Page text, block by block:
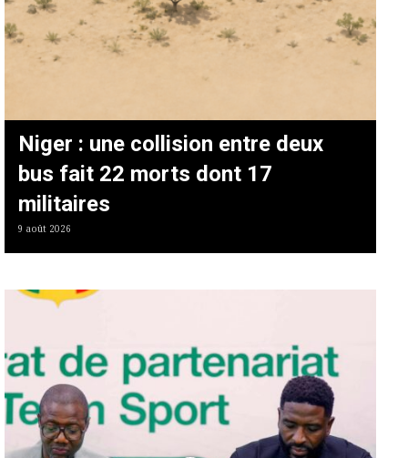
Niger : une collision entre deux
bus fait 22 morts dont 17
militaires
9 août 2026